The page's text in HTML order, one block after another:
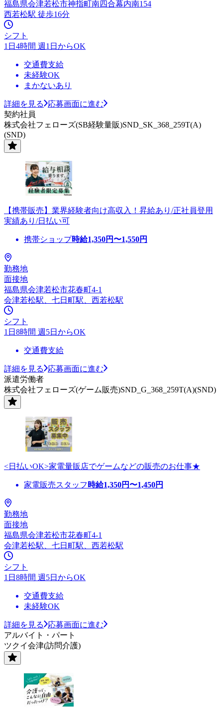
福島県会津若松市神指町南四合幕内南154
西若松駅 徒歩16分
シフト
1日4時間 週1日からOK
交通費支給
未経験OK
まかないあり
詳細を見る
応募画面に進む
契約社員
株式会社フェローズ(SB経験量販)SND_SK_368_259T(A)
(SND)
【携帯販売】業界経験者向け高収入！昇給あり/正社員登用
実績あり/日払い可
携帯ショップ時給1,350円〜1,550円
勤務地
面接地
福島県会津若松市花春町4-1
会津若松駅、七日町駅、西若松駅
シフト
1日8時間 週5日からOK
交通費支給
詳細を見る
応募画面に進む
派遣労働者
株式会社フェローズ(ゲーム販売)SND_G_368_259T(A)(SND)
<日払いOK>家電量販店でゲームなどの販売のお仕事★
家電販売スタッフ 時給1,350円〜1,450円
勤務地
面接地
福島県会津若松市花春町4-1
会津若松駅、七日町駅、西若松駅
シフト
1日8時間 週5日からOK
交通費支給
未経験OK
詳細を見る
応募画面に進む
アルバイト・パート
ツクイ会津(訪問介護)